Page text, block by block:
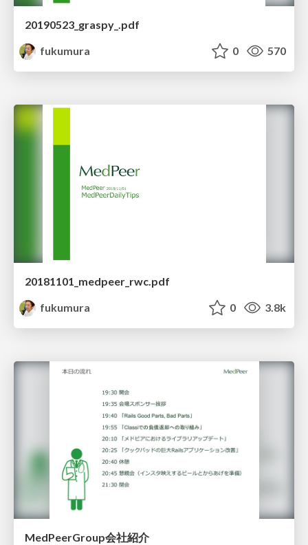
20190523_graspy_.pdf
fukumura
0 570
20181101_medpeer_rwc.pdf
fukumura
0 3.8k
MedPeerGroup会社紹介